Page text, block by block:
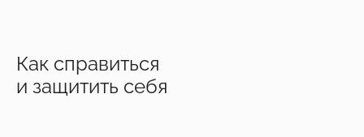
Как справиться
и защитить себя
Успейте зафиксировать